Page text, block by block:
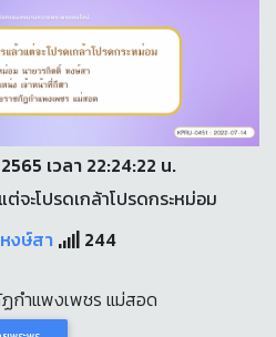
เวลา 22:24:22 น.
จะโปรดเกล้าโปรดกระหม่อม
งษ์สา
244
กำแพงเพชร แม่สอด